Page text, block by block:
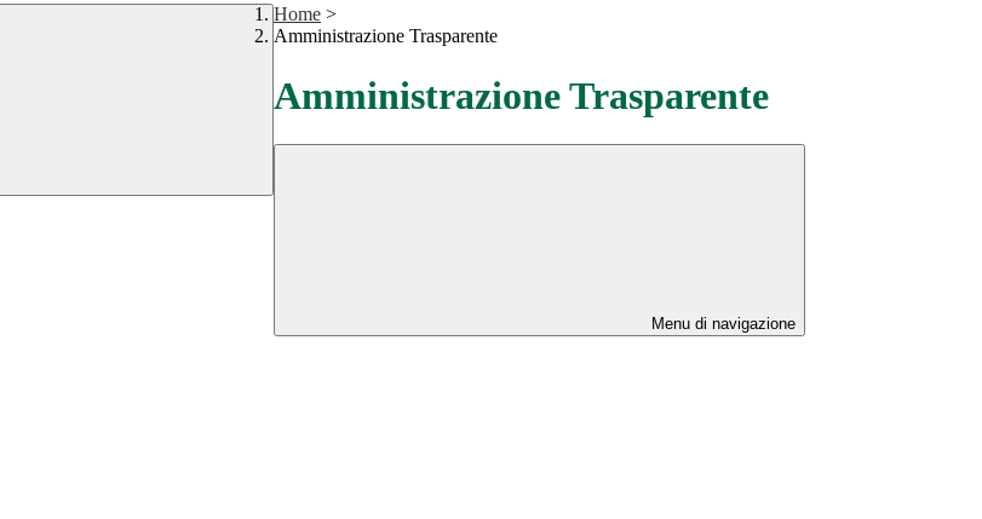
Home >
Amministrazione Trasparente
Amministrazione Trasparente
Menu di navigazione